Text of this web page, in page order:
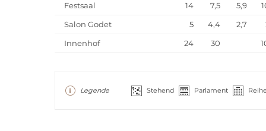
Festsaal
14 7,5 5,9
Salon Godet
5 4,4 2,7
Innenhof
24 30
Legende Stehend Parlament